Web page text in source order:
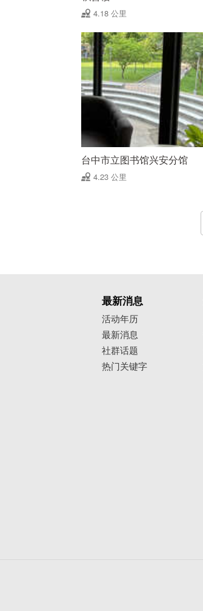
4.18 公里
台中市立图书馆兴安分馆
4.23 公里
最新消息
活动年历
最新消息
社群话题
热门关键字